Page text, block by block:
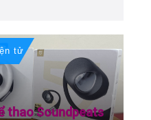
tử
thao Soundpeats